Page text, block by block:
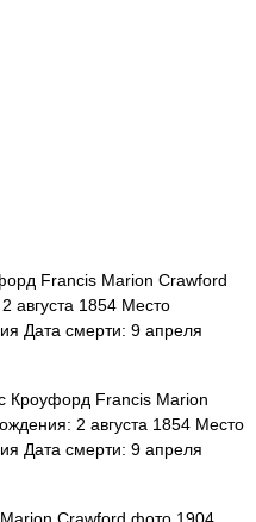
Francis Marion Crawford
августа 1854 Место
Дата смерти: 9 апреля
Кроуфорд Francis Marion
2 августа 1854 Место
Дата смерти: 9 апреля